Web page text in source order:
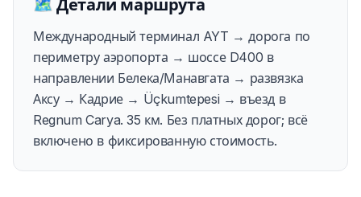
🗺️Детали маршрута
Международный терминал AYT → дорога по
периметру аэропорта → шоссе D400 в
направлении Белека/Манавгата → развязка
Аксу → Кадрие → Üçkumtepesi → въезд в
Regnum Carya. 35 км. Без платных дорог; всё
включено в фиксированную стоимость.